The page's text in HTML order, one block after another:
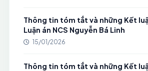
Thông tin tóm tắt và những Kết
Luận án NCS Nguyễn Bá Linh
15/01/2026
Thông tin tóm tắt và những Kết